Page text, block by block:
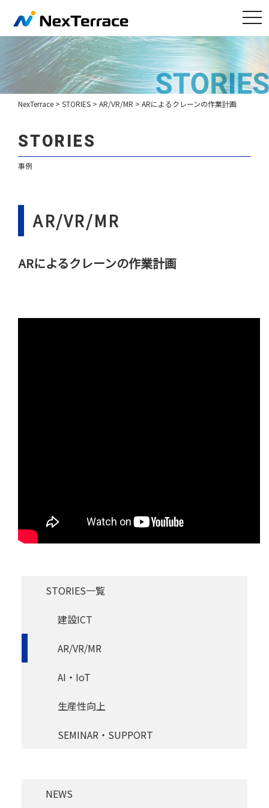
NexTerrace > STORIES > AR/VR/MR > ARによるクレーンの作業計画
STORIES
事例
AR/VR/MR
ARによるクレーンの作業計画
STORIES一覧
建設ICT
AR/VR/MR
AI・IoT
生産性向上
SEMINAR・SUPPORT
NEWS